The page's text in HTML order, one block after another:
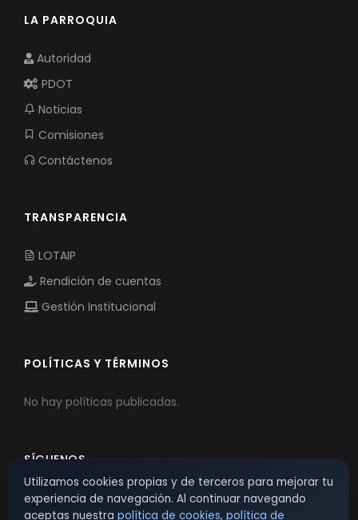
LA PARROQUIA
Autoridad
PDOT
Noticias
Comisiones
Contáctenos
TRANSPARENCIA
LOTAIP
Rendición de cuentas
Gestión Institucional
POLÍTICAS Y TÉRMINOS
No hay políticas publicadas.
SÍGUENOS
Utilizamos cookies propias y de terceros para mejorar tu
experiencia de navegación. Al continuar navegando
aceptas nuestra política de cookies, política de